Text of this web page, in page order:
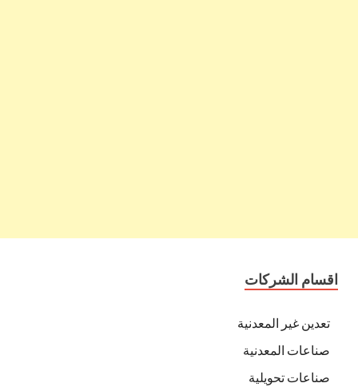
اقسام الشركات
تعدين غير المعدنية
صناعات المعدنية
صناعات تحويلية